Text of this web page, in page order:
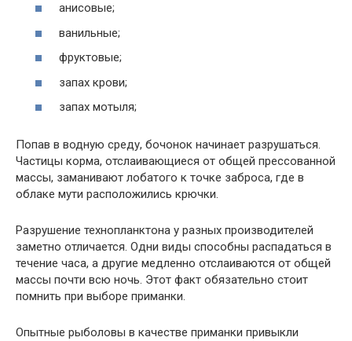
анисовые;
ванильные;
фруктовые;
запах крови;
запах мотыля;
Попав в водную среду, бочонок начинает разрушаться.
Частицы корма, отслаивающиеся от общей прессованной
массы, заманивают лобатого к точке заброса, где в
облаке мути расположились крючки.
Разрушение технопланктона у разных производителей
заметно отличается. Одни виды способны распадаться в
течение часа, а другие медленно отслаиваются от общей
массы почти всю ночь. Этот факт обязательно стоит
помнить при выборе приманки.
Опытные рыболовы в качестве приманки привыкли